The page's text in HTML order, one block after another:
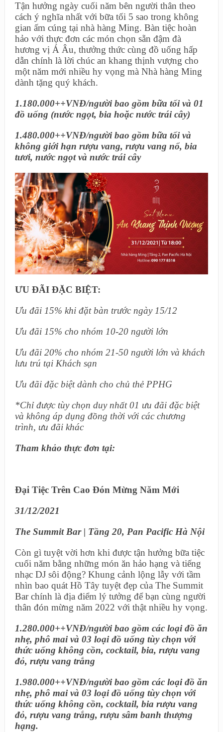
Tận hưởng ngày cuối năm bên người thân theo
cách ý nghĩa nhất với bữa tối 5 sao trong không
gian ấm cúng tại nhà hàng Ming. Bàn tiệc hoàn
hảo với thực đơn các món chọn sẵn đậm đà
hương vị Á Âu, thưởng thức cùng đồ uống hấp
dẫn chính là lời chúc an khang thịnh vượng cho
một năm mới nhiều hy vọng mà Nhà hàng Ming
dành tặng quý khách.
1.180.000++VNĐ/người bao gồm bữa tối và 01
đồ uống (nước ngọt, bia hoặc nước trái cây)
1.480.000++VNĐ/người bao gồm bữa tối và
không giới hạn rượu vang, rượu vang nổ, bia
tươi, nước ngọt và nước trái cây
ƯU ĐÃI ĐẶC BIỆT:
Ưu đãi 15% khi đặt bàn trước ngày 15/12
Ưu đãi 15% cho nhóm 10-20 người lớn
Ưu đãi 20% cho nhóm 21-50 người lớn và khách
lưu trú tại Khách sạn
Ưu đãi đặc biệt dành cho chủ thẻ PPHG
*Chỉ được tùy chọn duy nhất 01 ưu đãi đặc biệt
và không áp dụng đồng thời với các chương
trình, ưu đãi khác
Tham khảo thực đơn tại:
Đại Tiệc Trên Cao Đón Mừng Năm Mới
31/12/2021
The Summit Bar | Tầng 20, Pan Pacific Hà Nội
Còn gì tuyệt vời hơn khi được tận hưởng bữa tiệc
cuối năm bằng những món ăn hảo hạng và tiếng
nhạc DJ sôi động? Khung cảnh lộng lẫy với tầm
nhìn bao quát Hồ Tây tuyệt đẹp của The Summit
Bar chính là địa điểm lý tưởng để bạn cùng người
thân đón mừng năm 2022 với thật nhiều hy vọng.
1.280.000++VNĐ/người bao gồm các loại đồ ăn
nhẹ, phô mai và 03 loại đồ uống tùy chọn với
thức uống không cồn, cocktail, bia, rượu vang
đỏ, rượu vang trắng
1.980.000++VNĐ/người bao gồm các loại đồ ăn
nhẹ, phô mai và 03 loại đồ uống tùy chọn với
thức uống không cồn, cocktail, bia rượu vang
đỏ, rượu vang trắng, rượu sâm banh thượng
hạng.